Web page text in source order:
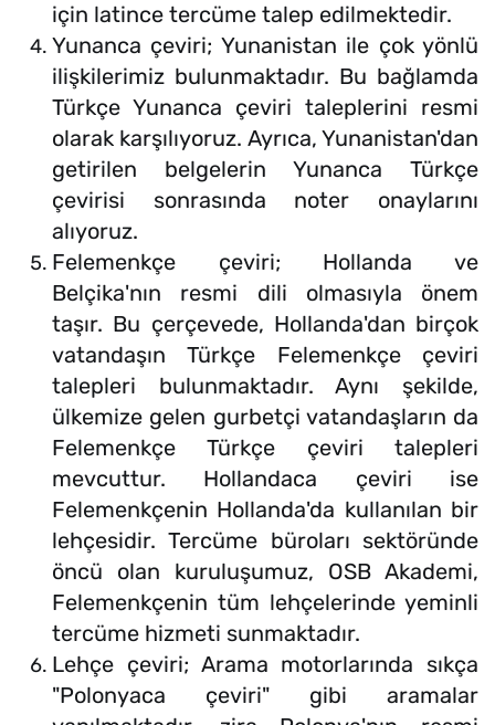
için latince tercüme talep edilmektedir.
Yunanca çeviri; Yunanistan ile çok yönlü
ilişkilerimiz bulunmaktadır. Bu bağlamda
Türkçe Yunanca çeviri taleplerini resmi
olarak karşılıyoruz. Ayrıca, Yunanistan'dan
getirilen belgelerin Yunanca Türkçe
çevirisi sonrasında noter onaylarını
alıyoruz.
Felemenkçe çeviri; Hollanda ve
Belçika'nın resmi dili olmasıyla önem
taşır. Bu çerçevede, Hollanda'dan birçok
vatandaşın Türkçe Felemenkçe çeviri
talepleri bulunmaktadır. Aynı şekilde,
ülkemize gelen gurbetçi vatandaşların da
Felemenkçe Türkçe çeviri talepleri
mevcuttur. Hollandaca çeviri ise
Felemenkçenin Hollanda'da kullanılan bir
lehçesidir. Tercüme büroları sektöründe
öncü olan kuruluşumuz, OSB Akademi,
Felemenkçenin tüm lehçelerinde yeminli
tercüme hizmeti sunmaktadır.
Lehçe çeviri; Arama motorlarında sıkça
"Polonyaca çeviri" gibi aramalar